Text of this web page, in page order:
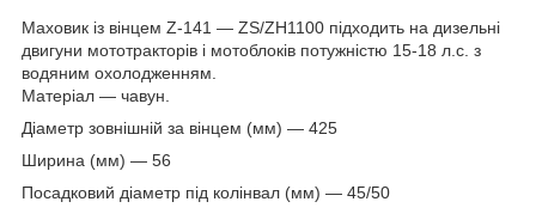
Маховик із вінцем Z-141 — ZS/ZH1100 підходить на дизельні
двигуни мототракторів і мотоблоків потужністю 15-18 л.с. з
водяним охолодженням.
Матеріал — чавун.
Діаметр зовнішній за вінцем (мм) — 425
Ширина (мм) — 56
Посадковий діаметр під колінвал (мм) — 45/50